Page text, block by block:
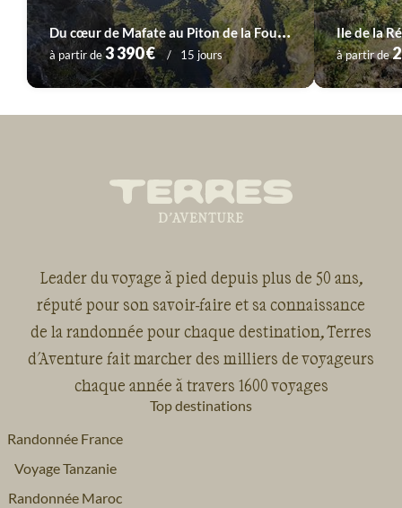
D
u cœur de Mafate au Piton de la Fournaise
à partir de3 390 € 15 jours à partir de
Leader du voyage à pied depuis plus de 50 ans,
réputé pour son savoir-faire et sa connaissance
de la randonnée pour chaque destination, Terres
d'Aventure fait marcher des milliers de voyageurs
chaque année à travers 1600 voyages
Top destinations
Randonnée France
Voyage Tanzanie
Randonnée Maroc